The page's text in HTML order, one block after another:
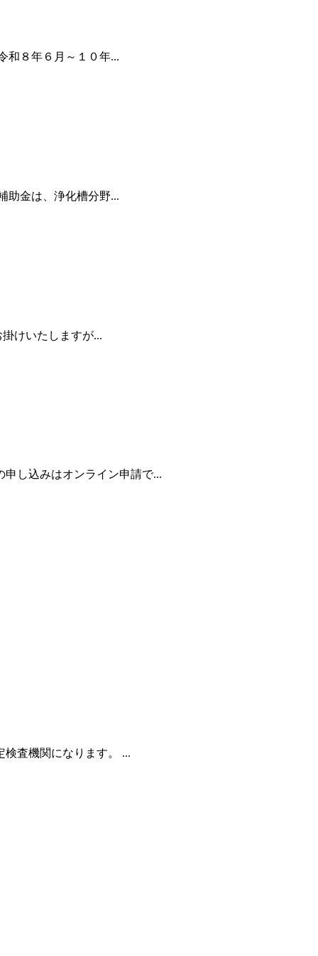
和８年６月～１０年...
助金は、浄化槽分野...
けいたしますが...
し込みはオンライン申請で...
査機関になります。 ...